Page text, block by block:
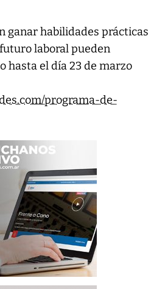
ganar habilidades prácticas
laboral pueden
hasta el día 23 de marzo
programa-de-